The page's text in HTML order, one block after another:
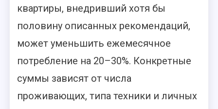
квартиры, внедривший хотя бы
половину описанных рекомендаций,
может уменьшить ежемесячное
потребление на 20–30%. Конкретные
суммы зависят от числа
проживающих, типа техники и личных